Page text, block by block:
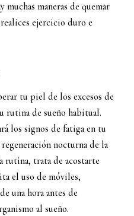
muchas maneras de quemar
ejercicio duro e
tu piel de los excesos de
rutina de sueño habitual.
los signos de fatiga en tu
nocturna de la
rutina, trata de acostarte
el uso de móviles,
una hora antes de
al sueño.